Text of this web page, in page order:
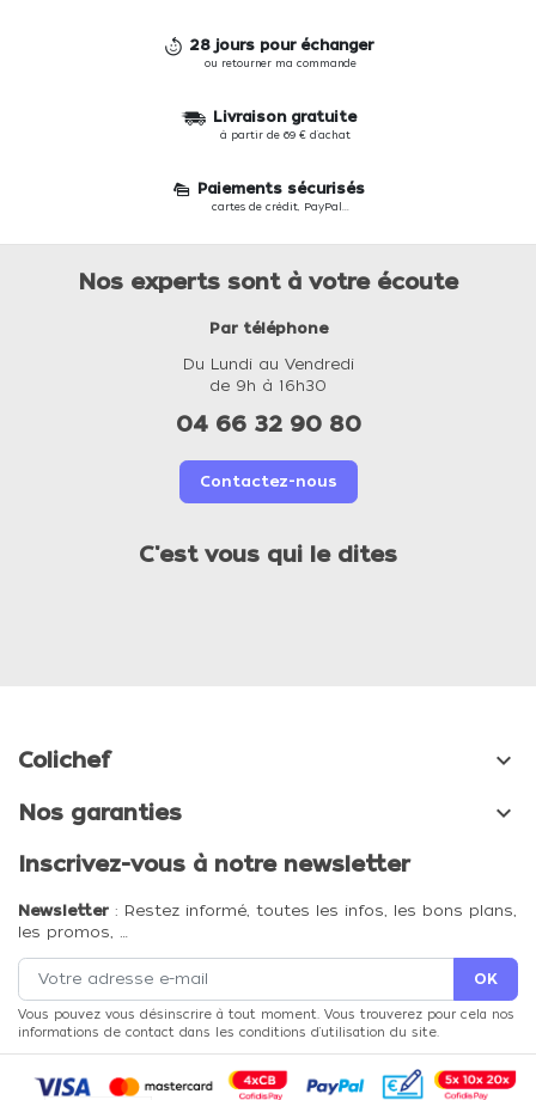
28 jours pour échanger
ou retourner ma commande
Livraison gratuite
à partir de 69 € d'achat
Paiements sécurisés
cartes de crédit, PayPal...
Nos experts sont à votre écoute
Par téléphone
Du Lundi au Vendredi
de 9h à 16h30
04 66 32 90 80
Contactez-nous
C'est vous qui le dites
Colichef 
Nos garanties 
Inscrivez-vous à notre newsletter
Newsletter : Restez informé, toutes les infos, les bons plans,
les promos, …
Vous pouvez vous désinscrire à tout moment. Vous trouverez pour cela nos
informations de contact dans les conditions d'utilisation du site.